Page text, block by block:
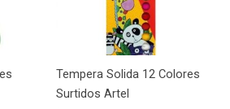
Tempera Solida 12 Colores
Surtidos Artel